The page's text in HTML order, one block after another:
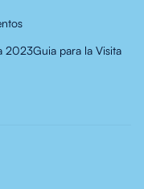
2023Guia para la Visita